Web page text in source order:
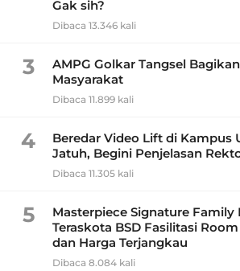
Gak sih?
Dibaca 13.346 kali
3
AMPG Golkar Tangsel
Masyarakat
Dibaca 11.899 kali
4
Beredar Video Lift di Kampus
Jatuh, Begini Penjelasan
Dibaca 11.305 kali
5
Masterpiece Signature Family
Teraskota BSD Fasilitasi
dan Harga Terjangkau
Dibaca 8.084 kali